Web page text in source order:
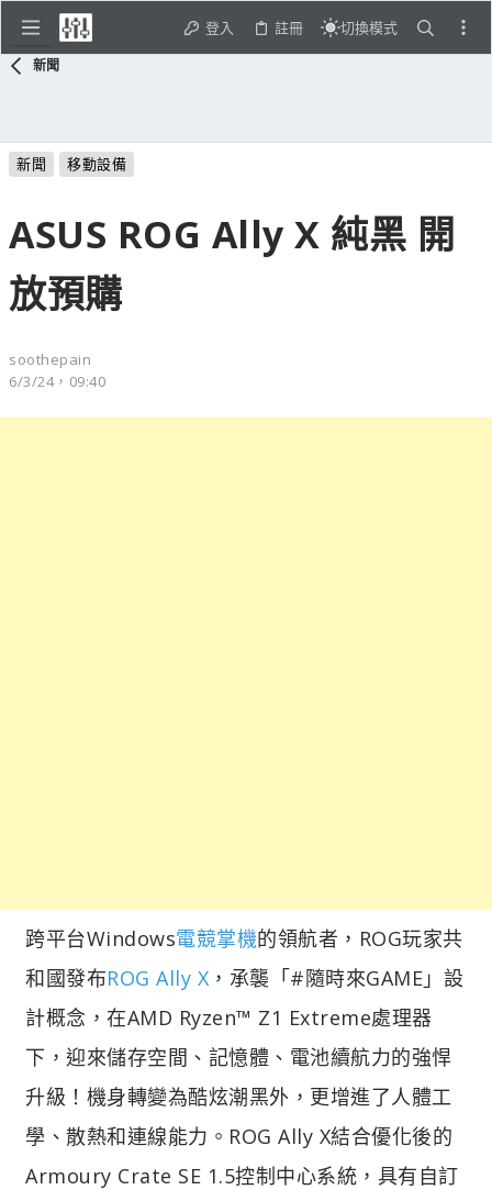
登入 註冊 切換模式
新聞
新聞 移動設備
ASUS ROG Ally X 純黑 開
放預購
soothepain
6/3/24，09:40
跨平台Windows電競掌機的領航者，ROG玩家共
和國發布ROG Ally X ，承襲「#隨時來GAME」設
計概念，在AMD Ryzen™ Z1 Extreme處理器
下，迎來儲存空間、記憶體、電池續航力的強悍
升級！機身轉變為酷炫潮黑外，更增進了人體工
學、散熱和連線能力。ROG Ally X結合優化後的
Armoury Crate SE 1.5控制中心系統，具有自訂